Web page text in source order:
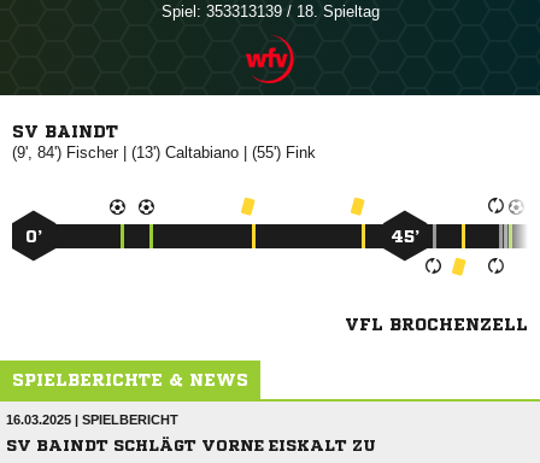
Spiel: 353313139 / 18. Spieltag
SV BAINDT
(9', 84') | (13')  | (55') 
0’ 45’
VFL BROCHENZELL
SPIELBERICHTE & NEWS
16.03.2025 | SPIELBERICHT
SV BAINDT SCHLÄGT VORNE EISKALT ZU